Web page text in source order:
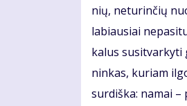
nių, ne­tu­rin­čių
la­biau­siai
ka­lus su­si­tvar­ky­ti
nin­kas, ku­riam
sur­diš­ka: na­mai